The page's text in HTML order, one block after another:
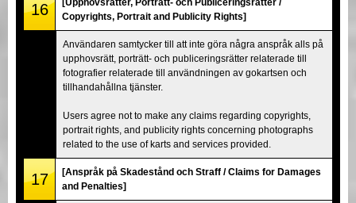
16
Copyrights, Portrait and Publicity Rights]
Användaren samtycker till att inte göra några anspråk alls på
upphovsrätt, porträtt- och publiceringsrätter relaterade till
fotografier relaterade till användningen av gokartsen och
tillhandahållna tjänster.
Users agree not to make any claims regarding copyrights,
portrait rights, and publicity rights concerning photographs
related to the use of karts and services provided.
17
[Anspråk på Skadestånd och Straff / Claims for Damages
and Penalties]